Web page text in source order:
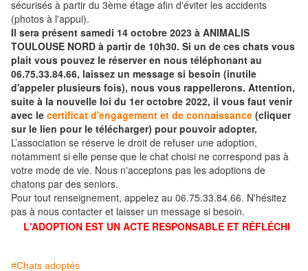
sécurisés à partir du 3ème étage afin d'éviter les accidents
(photos à l'appui).
Il sera présent samedi 14 octobre 2023 à ANIMALIS
TOULOUSE NORD à partir de 10h30. Si un de ces chats vous
plait vous pouvez le réserver en nous téléphonant au
06.75.33.84.66, laissez un message si besoin (inutile
d'appeler plusieurs fois), nous vous rappellerons. Attention,
suite à la nouvelle loi du 1er octobre 2022, il vous faut venir
avec le certificat d'engagement et de connaissance (cliquer
sur le lien pour le télécharger) pour pouvoir adopter.
L’association se réserve le droit de refuser une adoption,
notamment si elle pense que le chat choisi ne correspond pas à
votre mode de vie. Nous n'acceptons pas les adoptions de
chatons par des seniors.
Pour tout renseignement, appelez au 06.75.33.84.66. N'hésitez
pas à nous contacter et laisser un message si besoin.
L'ADOPTION EST UN ACTE RESPONSABLE ET RÉFLÉCHI
#Chats adoptés